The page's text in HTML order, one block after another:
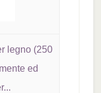
legno (250
ed